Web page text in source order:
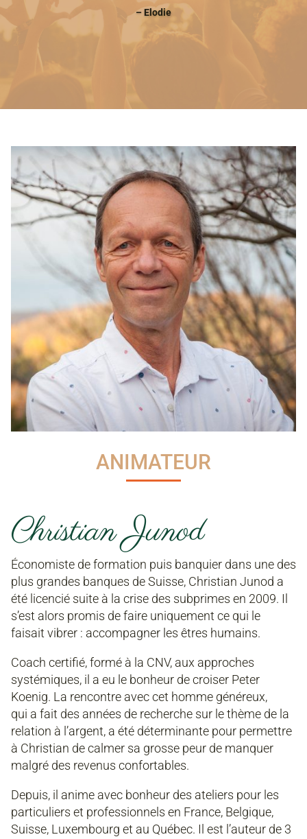
– Elodie
ANIMATEUR
Christian Junod
Économiste de formation puis banquier dans une des
plus grandes banques de Suisse, Christian Junod a
été licencié suite à la crise des subprimes en 2009. Il
s’est alors promis de faire uniquement ce qui le
faisait vibrer : accompagner les êtres humains.
Coach certifié, formé à la CNV, aux approches
systémiques, il a eu le bonheur de croiser Peter
Koenig. La rencontre avec cet homme généreux,
qui a fait des années de recherche sur le thème de la
relation à l’argent, a été déterminante pour permettre
à Christian de calmer sa grosse peur de manquer
malgré des revenus confortables.
Depuis, il anime avec bonheur des ateliers pour les
particuliers et professionnels en France, Belgique,
Suisse, Luxembourg et au Québec. Il est l’auteur de 3